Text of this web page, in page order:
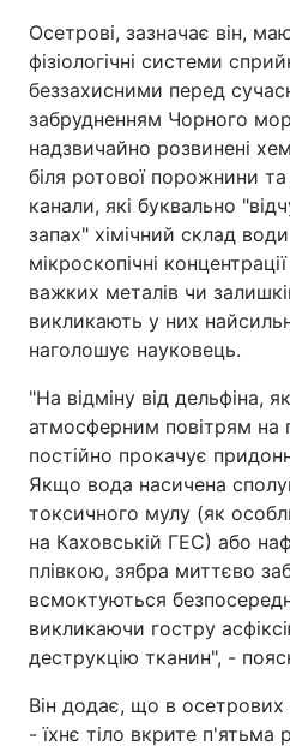
Осетрові, зазначає він,
фізіологічні системи
беззахисними перед
забрудненням Чорного
надзвичайно розвинені
біля ротової порожнини та
канали, які буквально
запах" хімічний склад
мікроскопічні
важких металів чи
викликають у них
наголошує науковець.
"На відміну від дельфіна,
атмосферним повітрям на
постійно прокачує
Якщо вода насичена
токсичного мулу (як
на Каховській ГЕС) або
плівкою, зябра миттєво
всмоктуються
викликаючи гостру
деструкцію тканин", -
Він додає, що в осетрових
- їхнє тіло вкрите п'ятьма